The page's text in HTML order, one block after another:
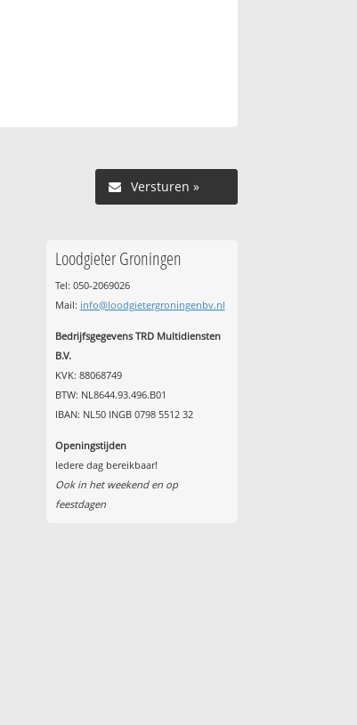
Versturen »
Loodgieter Groningen
Tel: 050-2069026
Mail: info@loodgietergroningenbv.nl
Bedrijfsgegevens TRD Multidiensten
B.V.
KVK: 88068749
BTW: NL8644.93.496.B01
IBAN: NL50 INGB 0798 5512 32
Openingstijden
Iedere dag bereikbaar!
Ook in het weekend en op
feestdagen